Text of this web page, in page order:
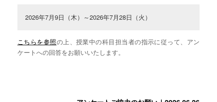
2026年7月9日（木）～2026年7月28日（火）
こちらを参照の上、授業中の科目担当者の指示に従って、アン
ケートへの回答をお願いいたします。